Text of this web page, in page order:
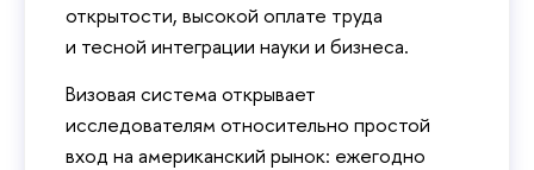
открытости, высокой оплате труда
и тесной интеграции науки и бизнеса.
Визовая система открывает
исследователям относительно простой
вход на американский рынок: ежегодно